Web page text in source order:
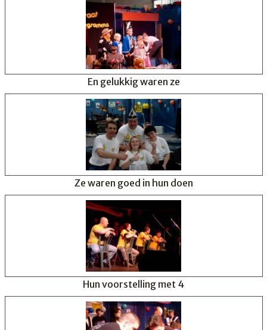
En gelukkig waren ze
Ze waren goed in hun doen
Hun voorstelling met 4